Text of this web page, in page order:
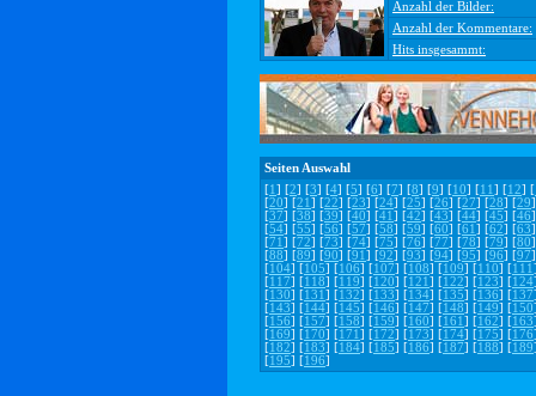
Anzahl der Bilder:
Anzahl der Kommentare:
Hits insgesammt:
Seiten Auswahl
[1 ] [2] [3] [4] [5] [6] [7] [8] [9] [10] [11 ] [12] [
[20] [21 ] [22] [23] [24] [25] [26] [27] [28] [29
[37] [38] [39] [40] [41 ] [42] [43] [44] [45] [46
[54] [55] [56] [57] [58] [59] [60] [61 ] [62] [63
[71 ] [72] [73] [74] [75] [76] [77] [78] [79] [80
[88] [89] [90] [91 ] [92] [93] [94] [95] [96] [97
[104] [105] [106] [107] [108] [109] [110] [111
[117] [118] [119] [120] [121 ] [122] [123] [124
[130] [131 ] [132] [133] [134] [135] [136] [137
[143] [144] [145] [146] [147] [148] [149] [150
[156] [157] [158] [159] [160] [161 ] [162] [163
[169] [170] [171 ] [172] [173] [174] [175] [176
[182] [183] [184] [185] [186] [187] [188] [189
[195] [196]